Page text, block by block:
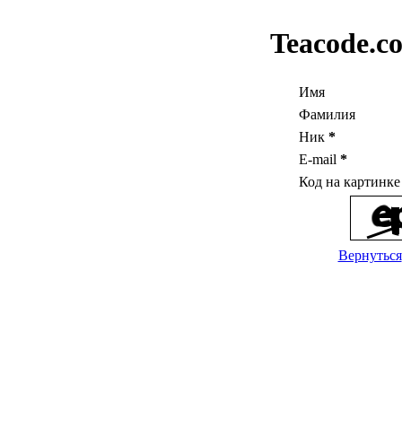
Имя
Фамилия
Ник *
E-mail *
Код на
Вернуться